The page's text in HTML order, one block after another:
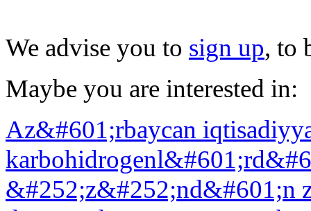
We advise you to sign up, to
Maybe you are interested in:
Az&#601;rbaycan